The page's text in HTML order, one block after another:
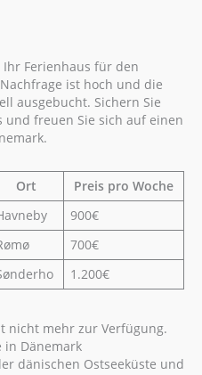
Ferienhaus für den
ist hoch und die
ausgebucht. Sichern Sie
freuen Sie sich auf einen
Ort
Preis pro Woche
900€
700€
1.200€
nicht mehr zur Verfügung.
in Dänemark
dänischen Ostseeküste und